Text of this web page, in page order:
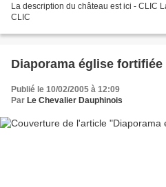
La description du château est ici - CLIC
CLIC
Diaporama église fortifiée
Publié le 10/02/2005 à 12:09
Par Le Chevalier Dauphinois